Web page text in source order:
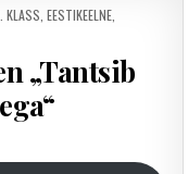
KLASS EESTIKEELNE
„Tantsib